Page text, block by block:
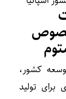
کشور،
برای تولید